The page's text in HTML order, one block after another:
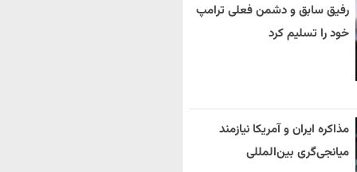
رفیق سابق و دشمن فعلی ترامپ
خود را تسلیم کرد
مذاکره ایران و آمریکا نیازمند
میانجی‌گری بین‌المللی